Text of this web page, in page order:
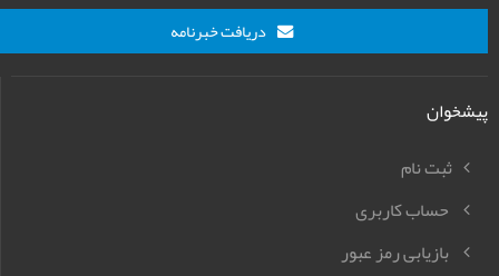
دریافت خبرنامه
پیشخوان
ثبت نام
حساب کاربری
بازیابی رمز عبور